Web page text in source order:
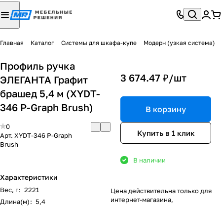
Главная Каталог Системы для шкафа-купе Модерн (узкая система)
Профиль ручка
ЭЛЕГАНТА Графит
брашед 5,4 м (XYDT-
346 P-Graph Brush)
0
Арт. XYDT-346 P-Graph
Brush
Характеристики
Вес, г: 2221
Длина(м): 5,4
3 674.47 ₽/шт
В корзину
Купить в 1 клик
В наличии
Цена действительна только для
интернет-магазина,